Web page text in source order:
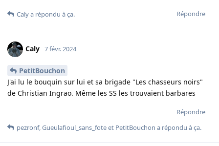
Répondre
Calya répondu à ça.
Caly 7 févr. 2024
PetitBouchon
J'ai lu le bouquin sur lui et sa brigade "Les chasseurs noirs"
de Christian Ingrao. Même les SS les trouvaient barbares
Répondre
pezronf,Gueulafioul_sans_foteet PetitBouchon a répondu à ça.